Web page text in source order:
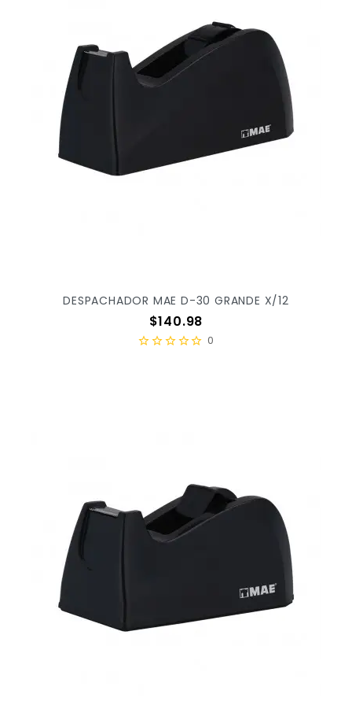
DESPACHADOR MAE D-30 GRANDE X/12
Precio
$140.98
0